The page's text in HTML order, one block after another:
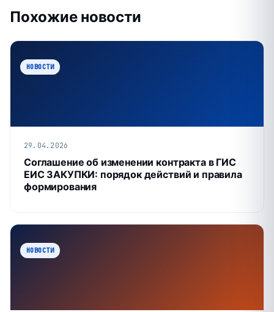
Похожие новости
НОВОСТИ
29.04.2026
Соглашение об изменении контракта в ГИС
ЕИС ЗАКУПКИ: порядок действий и правила
формирования
НОВОСТИ